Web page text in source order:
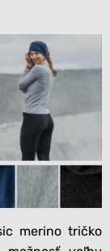
merino tričko